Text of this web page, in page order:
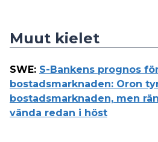
Muut kielet
SWE: S-Bankens prognos
bostadsmarknaden: Oron
bostadsmarknaden, men
vända redan i höst